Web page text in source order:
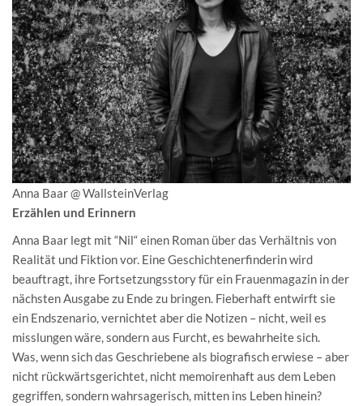
Anna Baar @ WallsteinVerlag
Erzählen und Erinnern
Anna Baar legt mit “Nil“ einen Roman über das Verhältnis von
Realität und Fiktion vor. Eine Geschichtenerfinderin wird
beauftragt, ihre Fortsetzungsstory für ein Frauenmagazin in der
nächsten Ausgabe zu Ende zu bringen. Fieberhaft entwirft sie
ein Endszenario, vernichtet aber die Notizen – nicht, weil es
misslungen wäre, sondern aus Furcht, es bewahrheite sich.
Was, wenn sich das Geschriebene als biografisch erwiese – aber
nicht rückwärtsgerichtet, nicht memoirenhaft aus dem Leben
gegriffen, sondern wahrsagerisch, mitten ins Leben hinein?